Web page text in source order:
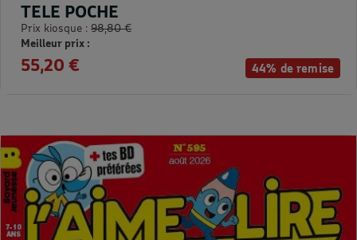
44% de remise
TELE POCHE
Prix kiosque : 98,80 €
Meilleur prix :
55,20 €